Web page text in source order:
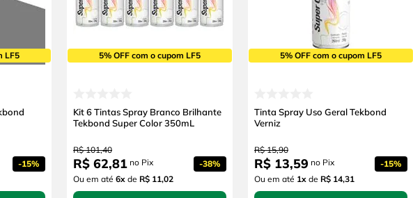
LF5
-15%
5% OFF com o cupom LF5
Kit 6 Tintas Spray Branco Brilhante
Tekbond Super Color 350mL
R$ 101,40
R$ 62,81 no Pix -38%
Ou em até 6x de R$ 11,02
5% OFF com o cupom LF5
Tinta Spray Uso Geral Tekbond
Verniz
R$ 15,90
R$ 13,59 no Pix -15%
Ou em até 1x de R$ 14,31